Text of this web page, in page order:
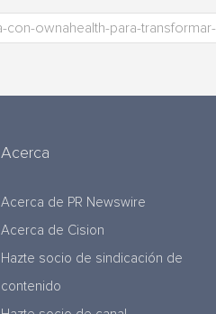
Acerca
Acerca de PR Newswire
Acerca de Cision
Hazte socio de sindicación de
contenido